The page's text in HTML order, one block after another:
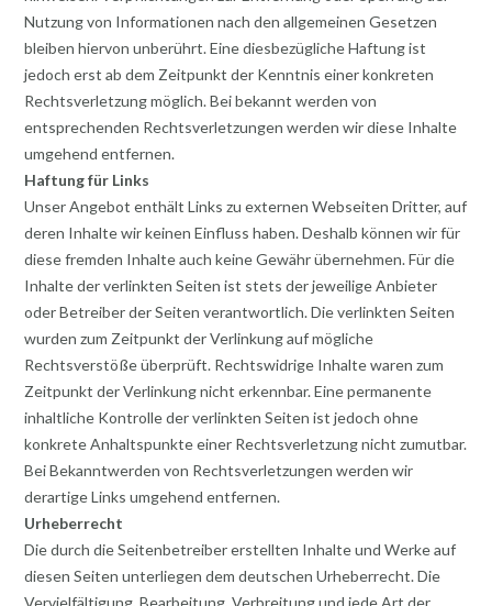
Nutzung von Informationen nach den allgemeinen Gesetzen
bleiben hiervon unberührt. Eine diesbezügliche Haftung ist
jedoch erst ab dem Zeitpunkt der Kenntnis einer konkreten
Rechtsverletzung möglich. Bei bekannt werden von
entsprechenden Rechtsverletzungen werden wir diese Inhalte
umgehend entfernen.
Haftung für Links
Unser Angebot enthält Links zu externen Webseiten Dritter, auf
deren Inhalte wir keinen Einfluss haben. Deshalb können wir für
diese fremden Inhalte auch keine Gewähr übernehmen. Für die
Inhalte der verlinkten Seiten ist stets der jeweilige Anbieter
oder Betreiber der Seiten verantwortlich. Die verlinkten Seiten
wurden zum Zeitpunkt der Verlinkung auf mögliche
Rechtsverstöße überprüft. Rechtswidrige Inhalte waren zum
Zeitpunkt der Verlinkung nicht erkennbar. Eine permanente
inhaltliche Kontrolle der verlinkten Seiten ist jedoch ohne
konkrete Anhaltspunkte einer Rechtsverletzung nicht zumutbar.
Bei Bekanntwerden von Rechtsverletzungen werden wir
derartige Links umgehend entfernen.
Urheberrecht
Die durch die Seitenbetreiber erstellten Inhalte und Werke auf
diesen Seiten unterliegen dem deutschen Urheberrecht. Die